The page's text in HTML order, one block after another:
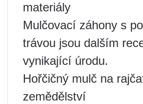
materiály
Mulčovací záhony s
trávou jsou dalším
vynikající úrodu.
Hořčičný mulč na
zemědělství